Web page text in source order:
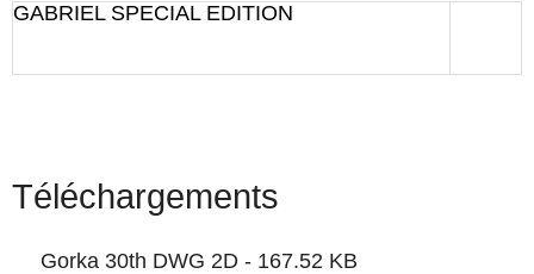
GABRIEL SPECIAL EDITION
Téléchargements
Gorka 30th DWG 2D - 167.52 KB